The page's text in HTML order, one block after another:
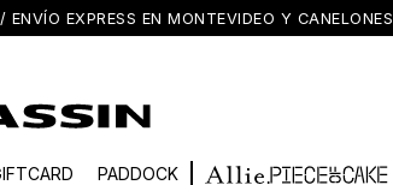
EXPRESS EN MONTEVIDEO Y CANELONES
PADDOCK